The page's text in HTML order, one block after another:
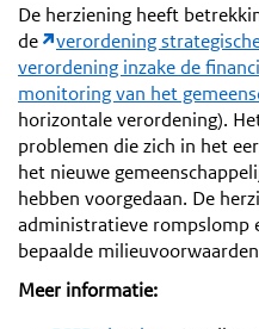
De herziening heeft
de
verordening
verordening inzake de
monitoring van het
horizontale verordening).
problemen die zich in het
het nieuwe
hebben voorgedaan. De
administratieve rompslomp
bepaalde
Meer informatie: